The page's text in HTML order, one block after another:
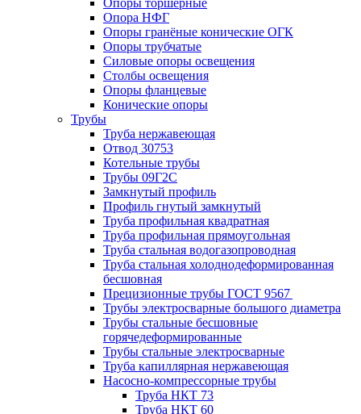
Опоры торшерные
Опора НФГ
Опоры гранёные конические ОГК
Опоры трубчатые
Силовые опоры освещения
Столбы освещения
Опоры фланцевые
Конические опоры
Трубы
Труба нержавеющая
Отвод 30753
Котельные трубы
Трубы 09Г2С
Замкнутый профиль
Профиль гнутый замкнутый
Труба профильная квадратная
Труба профильная прямоугольная
Труба стальная водогазопроводная
Труба стальная холоднодеформированная
бесшовная
Прецизионные трубы ГОСТ 9567
Трубы электросварные большого диаметра
Трубы стальные бесшовные
горячедеформированные
Трубы стальные электросварные
Труба капиллярная нержавеющая
Насосно-компрессорные трубы
Труба НКТ 73
Труба НКТ 60